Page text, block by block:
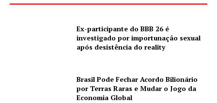
Ex-participante do BBB 26 é
investigado por importunação sexual
após desistência do reality
Brasil Pode Fechar Acordo Bilionário
por Terras Raras e Mudar o Jogo da
Economia Global